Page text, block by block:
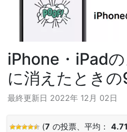
iPhone・iPad
に消えたとき
最終更新日 2022年 12月 02日
(7 の投票、平均：4.71